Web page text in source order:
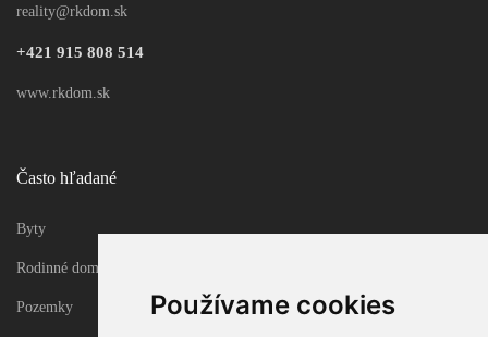
Používame cookies
reality@rkdom.sk
+421 915 808 514
www.rkdom.sk
Často hľadané
Byty
Rodinné domy
Pozemky
Update cookies preferences